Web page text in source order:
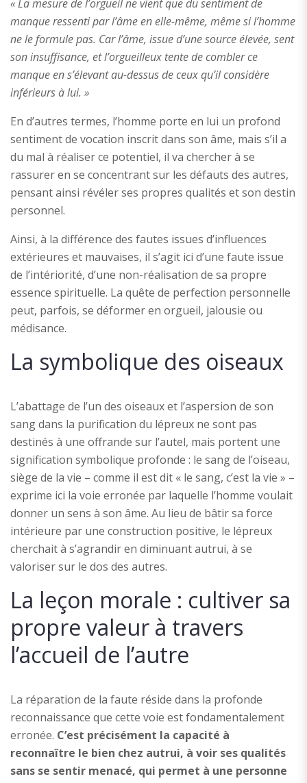
« La mesure de l’orgueil ne vient que du sentiment de
manque ressenti par l’âme en elle-même, même si l’homme
ne le formule pas. Car l’âme, issue d’une source élevée, sent
son insuffisance, et l’orgueilleux tente de combler ce
manque en s’élevant au-dessus de ceux qu’il considère
inférieurs à lui. »
En d’autres termes, l’homme porte en lui un profond
sentiment de vocation inscrit dans son âme, mais s’il a
du mal à réaliser ce potentiel, il va chercher à se
rassurer en se concentrant sur les défauts des autres,
pensant ainsi révéler ses propres qualités et son destin
personnel.
Ainsi, à la différence des fautes issues d’influences
extérieures et mauvaises, il s’agit ici d’une faute issue
de l’intériorité, d’une non-réalisation de sa propre
essence spirituelle. La quête de perfection personnelle
peut, parfois, se déformer en orgueil, jalousie ou
médisance.
La symbolique des oiseaux
L’abattage de l’un des oiseaux et l’aspersion de son
sang dans la purification du lépreux ne sont pas
destinés à une offrande sur l’autel, mais portent une
signification symbolique profonde : le sang de l’oiseau,
siège de la vie – comme il est dit « le sang, c’est la vie » –
exprime ici la voie erronée par laquelle l’homme voulait
donner un sens à son âme. Au lieu de bâtir sa force
intérieure par une construction positive, le lépreux
cherchait à s’agrandir en diminuant autrui, à se
valoriser sur le dos des autres.
La leçon morale : cultiver sa
propre valeur à travers
l’accueil de l’autre
La réparation de la faute réside dans la profonde
reconnaissance que cette voie est fondamentalement
erronée. C’est précisément la capacité à
reconnaître le bien chez autrui, à voir ses qualités
sans se sentir menacé, qui permet à une personne